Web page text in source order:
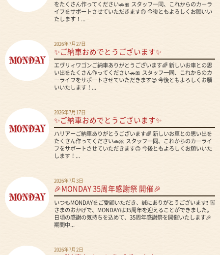
をたくさん作ってください🚗🎀 スタッフ一同、これからのカーラ
イフをサポートさせていただきます😊 今後ともよろしくお願いい
たします！...
2026年7月27日
✨ご納車おめでとうございます✨
エヴリィワゴンご納車ありがとうございます🌈 新しいお車との思
い出をたくさん作ってください🚗🎀 スタッフ一同、これからのカ
ーライフをサポートさせていただきます😊 今後ともよろしくお願
いいたします！...
2026年7月17日
✨ご納車おめでとうございます✨
ハリアーご納車ありがとうございます🌈 新しいお車との思い出を
たくさん作ってください🚗🎀 スタッフ一同、これからのカーライ
フをサポートさせていただきます😊 今後ともよろしくお願いいた
します！...
2026年7月3日
🎉MONDAY 35周年感謝祭 開催🎉
いつもMONDAYをご愛顧いただき、誠にありがとうございます❗ 皆
さまのおかげで、MONDAYは35周年を迎えることができました。
日頃の感謝の気持ちを込めて、35周年感謝祭を開催いたします🎉
期間中...
2026年7月2日